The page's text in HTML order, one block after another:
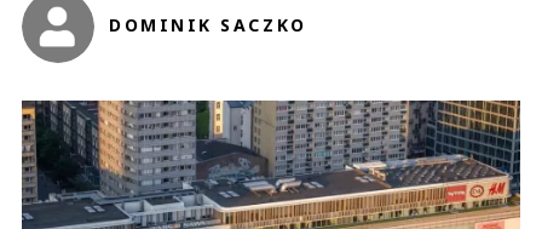
DOMINIK SACZKO